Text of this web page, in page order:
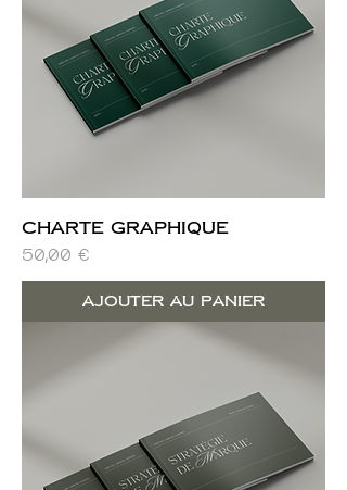
Charte graphique
Prix
50,00 €
Ajouter au panier